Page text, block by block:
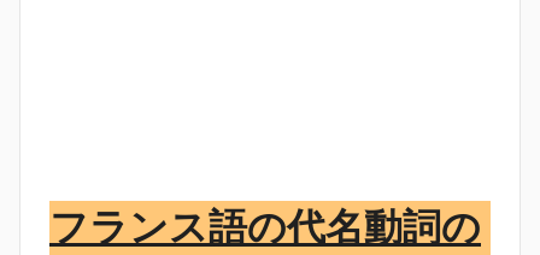
フランス語の代名動詞の